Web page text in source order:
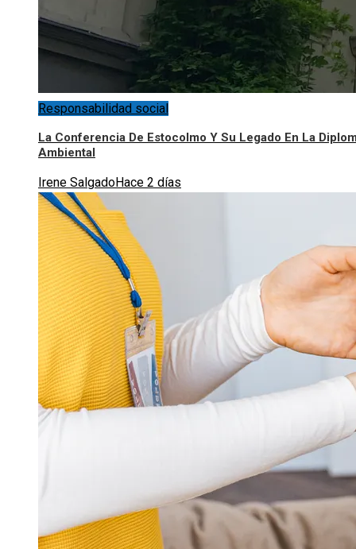
Responsabilidad social
La Conferencia De Estocolmo Y Su Legado En La
Ambiental
Irene SalgadoHace 2 días